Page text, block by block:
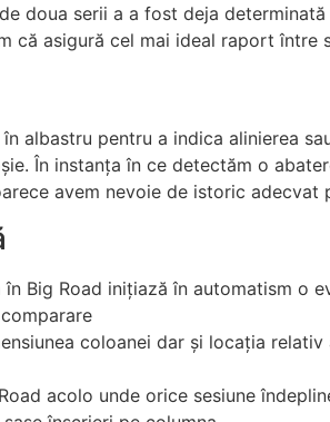
doua serii a a fost deja
că asigură cel mai ideal raport
albastru pentru a indica alinierea
În instanța în ce detectăm o
avem nevoie de istoric
Big Road inițiază în automatism o
coloanei dar și locația
acolo unde orice sesiune